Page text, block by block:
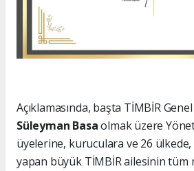
Açıklamasında, başta TİMBİR
Süleyman Basaolmak üzere
üyelerine, kuruculara ve 26
yapan büyük TİMBİR ailesinin tüm